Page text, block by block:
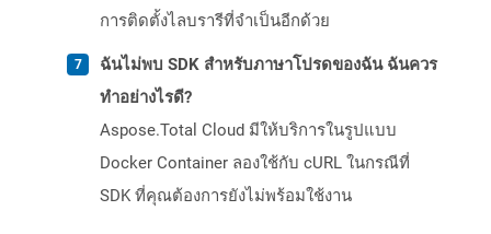
การติดตั้งไลบรารีที่จำเป็นอีกด้วย
ฉันไม่พบ SDK สำหรับภาษาโปรดของฉัน ฉันควร
ทำอย่างไรดี?
Aspose.Total Cloud มีให้บริการในรูปแบบ
Docker Container ลองใช้กับ cURL ในกรณีที่
SDK ที่คุณต้องการยังไม่พร้อมใช้งาน